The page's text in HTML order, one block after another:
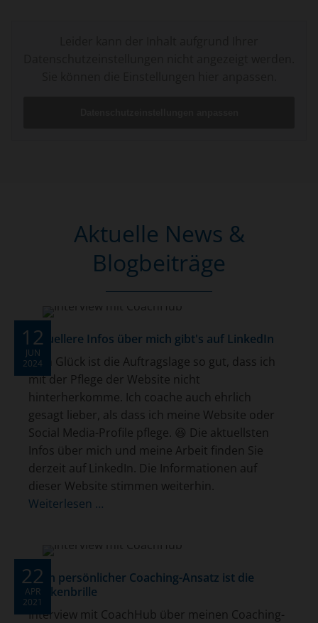
Aktuelle News &
Blogbeiträge
12
JUN
2024
Aktuellere Infos über mich gibt's auf LinkedIn
Zum Glück ist die Auftragslage so gut, dass ich
mit der Pflege der Website nicht
hinterherkomme. Ich coache auch ehrlich
gesagt lieber, als dass ich meine Website oder
Social Media-Profile pflege. 😆 Die aktuellsten
Infos über mich und meine Arbeit finden Sie
derzeit auf LinkedIn. Die Informationen auf
dieser Website stimmen weiterhin.
Weiterlesen …
22
APR
2021
Mein persönlicher Coaching-Ansatz ist die
Stärkenbrille
Interview mit CoachHub über meinen Coaching-